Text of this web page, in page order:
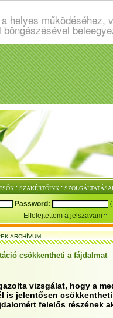
helyes
: SZAKÉRTŐINK :
Password:
Elfelejtettem a jelszavam
ARCHÍVUM
csökkentheti a fájdalmat
vizsgálat, hogy a
is jelentősen
felelős részének